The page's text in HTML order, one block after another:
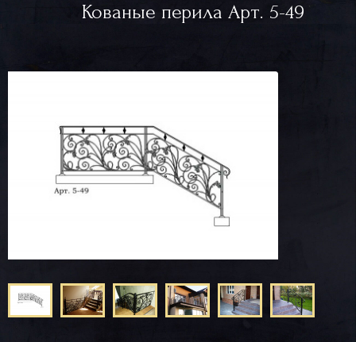
Кованые перила Арт. 5-49